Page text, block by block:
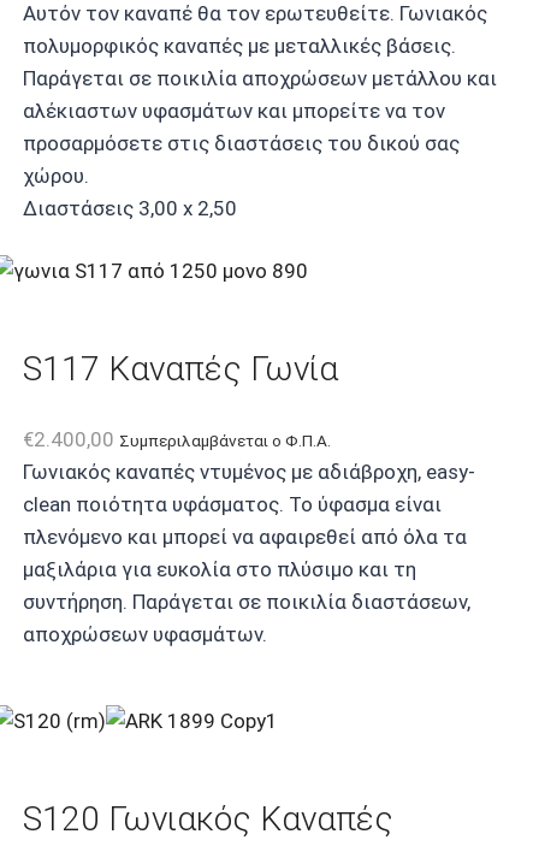
Αυτόν τον καναπέ θα τον ερωτευθείτε. Γωνιακός
πολυμορφικός καναπές με μεταλλικές βάσεις.
Παράγεται σε ποικιλία αποχρώσεων μετάλλου και
αλέκιαστων υφασμάτων και μπορείτε να τον
προσαρμόσετε στις διαστάσεις του δικού σας
χώρου.
Διαστάσεις 3,00 x 2,50
S117 Καναπές Γωνία
€2.400,00 Συμπεριλαμβάνεται ο Φ.Π.Α.
Γωνιακός καναπές ντυμένος με αδιάβροχη, easy-
clean ποιότητα υφάσματος. Το ύφασμα είναι
πλενόμενο και μπορεί να αφαιρεθεί από όλα τα
μαξιλάρια για ευκολία στο πλύσιμο και τη
συντήρηση. Παράγεται σε ποικιλία διαστάσεων,
αποχρώσεων υφασμάτων.
S120 Γωνιακός Καναπές